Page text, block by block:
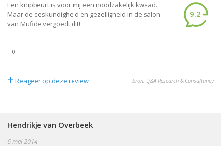
Een knipbeurt is voor mij een noodzakelijk kwaad.
Maar de deskundigheid en gezelligheid in de salon
van Mufide vergoedt dit!
9.2
0
+ Reageer op deze review bron: Q&A Research & Consultancy
Hendrikje van Overbeek
6 mei 2014